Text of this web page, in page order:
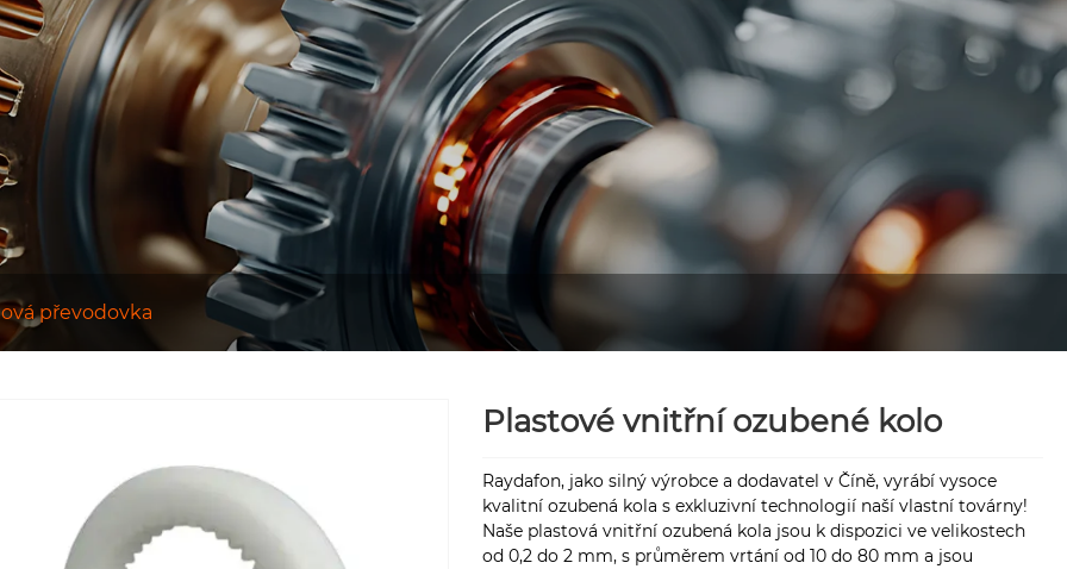
převodovka
Plastové vnitřní ozubené kolo
Raydafon, jako silný výrobce a dodavatel v Číně, vyrábí vysoce
kvalitní ozubená kola s exkluzivní technologií naší vlastní továrny!
Naše plastová vnitřní ozubená kola jsou k dispozici ve velikostech
od 0,2 do 2 mm, s průměrem vrtání od 10 do 80 mm a jsou